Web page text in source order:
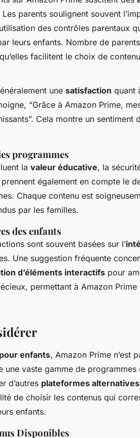
Les parents soulignent souvent
des contrôles parentaux
leurs enfants. Nombre de
facilitent le choix de
une satisfaction quant
“Grâce à Amazon Prime,
Cela montre un sentiment
programmes
la valeur éducative, la
également en compte le
Chaque contenu est
par les familles.
des enfants
sont souvent basées sur l’
Une suggestion fréquente
d’éléments interactifs pour
permettant à Amazon Prime
enfants, Amazon Prime n’est
une vaste gamme de
d’autres plateformes alternatives
de choisir les contenus qui
enfants.
Disponibles